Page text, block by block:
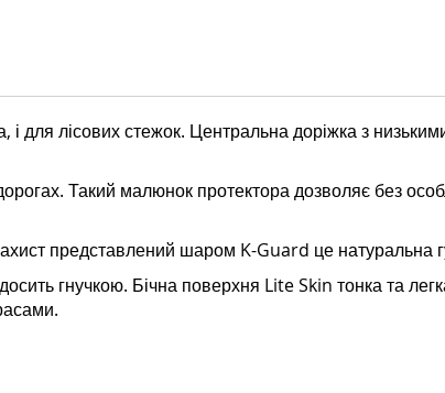
і для лісових стежок. Центральна доріжка з
Такий малюнок протектора дозволяє без
представлений шаром K-Guard це натуральна
гнучкою. Бічна поверхня Lite Skin тонка та